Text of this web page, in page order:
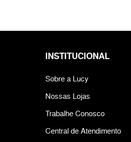
INSTITUCIONAL
Sobre a Lucy
Nossas Lojas
Trabalhe Conosco
Central de Atendimento